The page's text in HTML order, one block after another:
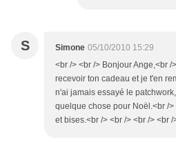
S Simone 05/10/2010 15:29
<br /> <br /> Bonjour Ange,<br /
recevoir ton cadeau et je t'en
n'ai jamais essayé le
quelque chose pour Noël.<br /
et bises.<br /> <br /> <br /> <br /